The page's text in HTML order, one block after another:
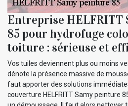
Entreprise HELFRITT
85 pour hydrofuge
toiture : sérieuse et
Vos tuiles deviennent plus ou moins
dénote la présence massive de
faut apporter des solutions
couverture HELFRITT Samy peinture